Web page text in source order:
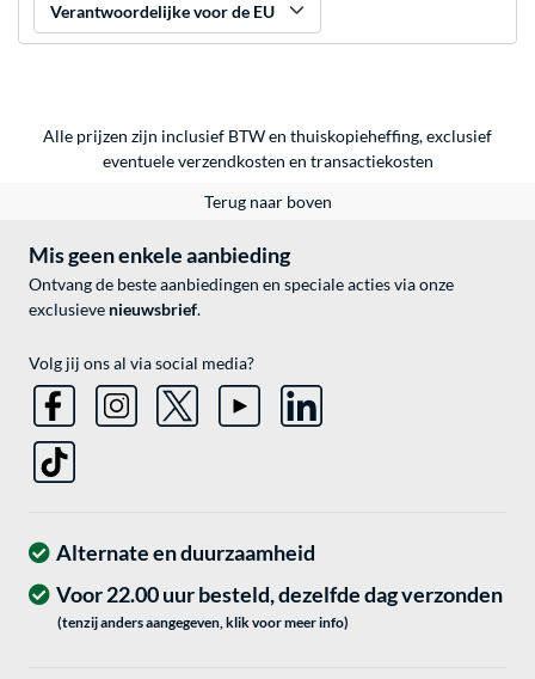
Verantwoordelijke voor de EU
Alle prijzen zijn inclusief BTW en thuiskopieheffing, exclusief
eventueleverzendkosten en transactiekosten
Terug naar boven
Mis geen enkele aanbieding
Ontvang de beste aanbiedingen en speciale acties via onze
exclusieve nieuwsbrief.
Volg jij ons al via social media?
Alternate en duurzaamheid
Voor 22.00 uur besteld, dezelfde dag verzonden
(tenzij anders aangegeven, klik voor meer info)